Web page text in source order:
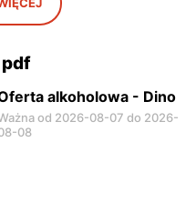
159
alkoholowa - Dino
od 2026-08-07 do 2026-
08